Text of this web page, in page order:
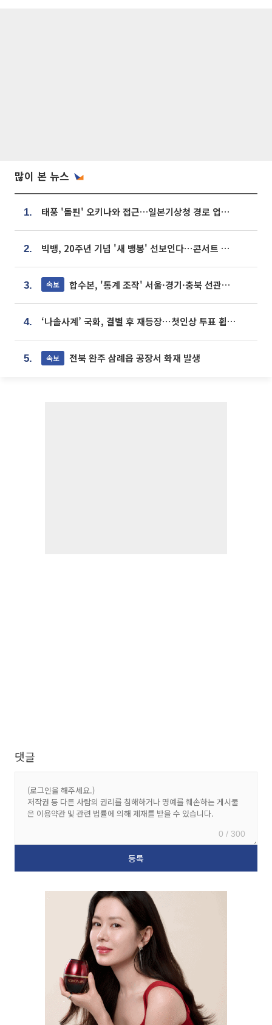
많이 본 뉴스
1. 태풍 '돌핀' 오키나와 접근…일본기상청 경로 업데이트
2. 빅뱅, 20주년 기념 '새 뱅봉' 선보인다⋯콘서트 앞두고 팝업 개최
3. 속보 합수본, '통계 조작' 서울·경기·충북 선관위 등 추가 압수수색
4. ‘나솔사계’ 국화, 결별 후 재등장⋯첫인상 투표 휩쓸고 ‘인기녀’ 등극
5. 속보 전북 완주 삼례읍 공장서 화재 발생
댓글
0 / 300